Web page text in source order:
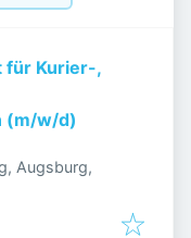
für Kurier-,
(m/w/d)
Augsburg,